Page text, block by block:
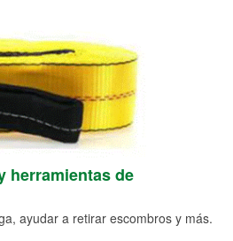
herramientas de
ayudar a retirar escombros y más.